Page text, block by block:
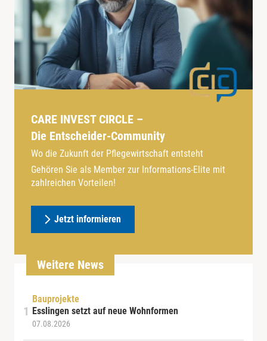
CARE INVEST CIRCLE –
Die Entscheider-Community
Wo die Zukunft der Pflegewirtschaft entsteht
Gehören Sie als Member zur Informations-Elite mit
zahlreichen Vorteilen!
Jetzt informieren
Weitere News
Bauprojekte
Esslingen setzt auf neue Wohnformen
07.08.2026